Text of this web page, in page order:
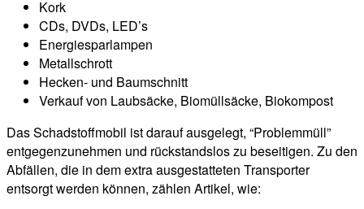
Kork
CDs, DVDs, LED’s
Energiesparlampen
Metallschrott
Hecken- und Baumschnitt
Verkauf von Laubsäcke, Biomüllsäcke, Biokompost
Das Schadstoffmobil ist darauf ausgelegt, “Problemmüll”
entgegenzunehmen und rückstandslos zu beseitigen. Zu den
Abfällen, die in dem extra ausgestatteten Transporter
entsorgt werden können, zählen Artikel, wie: